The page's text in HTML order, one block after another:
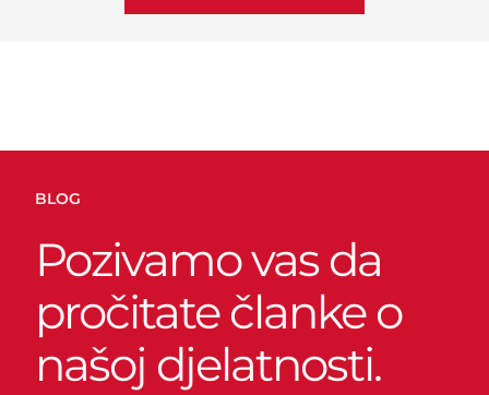
BLOG
Pozivamo vas da
pročitate članke o
našoj djelatnosti.